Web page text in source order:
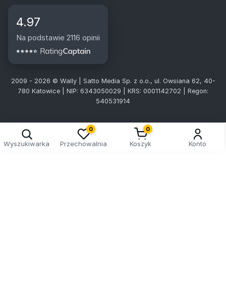
4.97
Na podstawie 2116 opinii
2009 - 2026 © Wally | Satto Media Sp. z o.o., ul. Owsiana 62, 40-
780 Katowice | NIP: 6343050029 | KRS: 0001142702 | Regon:
540531914
Wyszukiwarka
0
Przechowalnia
0
Koszyk Konto